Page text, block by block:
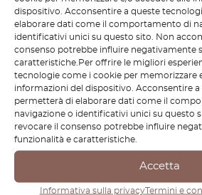
dispositivo. Acconsentire a queste
elaborare dati come il comportamento di
identificativi unici su questo sito. Non
consenso potrebbe influire negativamente
caratteristiche.Per offrire le migliori
tecnologie come i cookie per memorizzare
informazioni del dispositivo. Acconsentire
permetterà di elaborare dati come il
navigazione o identificativi unici su questo
revocare il consenso potrebbe influire
funzionalità e caratteristiche.
Accetta
Informativa sulla privacyTermini e
-30%
62131374282
Flap